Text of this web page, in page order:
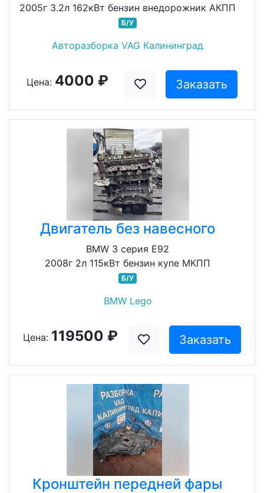
2005г 3.2л 162кВт бензин внедорожник АКПП
Б/У
Авторазборка VAG Калининград
Цена: 4000 ₽ Заказать
Двигатель без навесного
BMW 3 серия E92
2008г 2л 115кВт бензин купе МКПП
Б/У
BMW Lego
Цена: 119500 ₽ Заказать
Кронштейн передней фары